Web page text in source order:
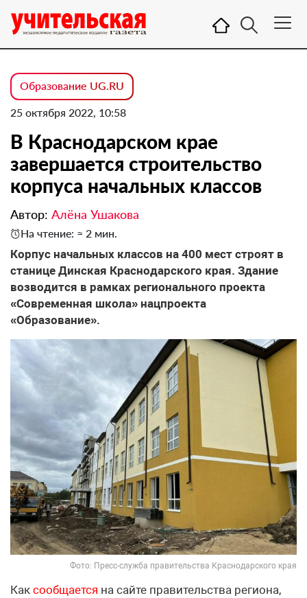
Образование UG.RU
25 октября 2022, 10:58
В Краснодарском крае
завершается строительство
корпуса начальных классов
Автор: Алёна Ушакова
На чтение: ≈ 2 мин.
Корпус начальных классов на 400 мест строят в
станице Динская Краснодарского края. Здание
возводится в рамках регионального проекта
«Современная школа» нацпроекта
«Образование».
Фото: Пресс-служба правительства Краснодарского края
Как сообщается на сайте правительства региона,